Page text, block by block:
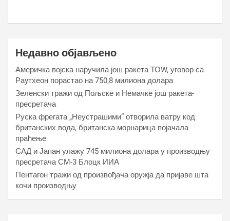
Недавно објављено
Америчка војска наручила још ракета ТОW, уговор са
Раyтхеон порастао на 750,8 милиона долара
Зеленски тражи од Пољске и Немачке још ракета-
пресретача
Руска фрегата „Неустрашими“ отворила ватру код
британских вода, британска морнарица појачала
праћење
САД и Јапан улажу 745 милиона долара у производњу
пресретача СМ-3 Блоцк ИИА
Пентагон тражи од произвођача оружја да пријаве шта
кочи производњу